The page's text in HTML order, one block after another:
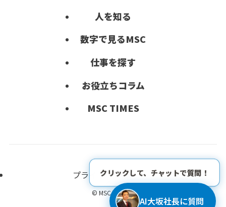
人を知る
数字で見るMSC
仕事を探す
お役立ちコラム
MSC TIMES
プライバシーポリシー
© MSC Co.,Ltd.
クリックして、チャットで質問！
AI大坂社長に質問